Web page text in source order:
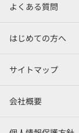
よくある質問
はじめての方へ
サイトマップ
会社概要